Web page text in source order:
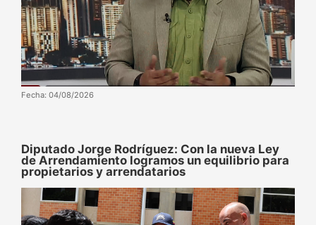
Fecha: 04/08/2026
Diputado Jorge Rodríguez: Con la nueva Ley
de Arrendamiento logramos un equilibrio para
propietarios y arrendatarios